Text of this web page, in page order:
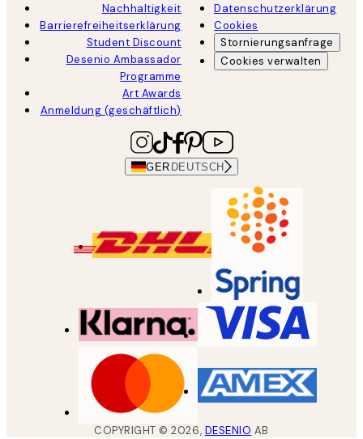
Nachhaltigkeit
Barrierefreiheitserklärung
Student Discount
Desenio Ambassador
Programme
Art Awards
Anmeldung (geschäftlich)
Datenschutzerklärung
Cookies
Stornierungsanfrage
Cookies verwalten
GER DEUTSCH
COPYRIGHT ©2026, DESENIO AB